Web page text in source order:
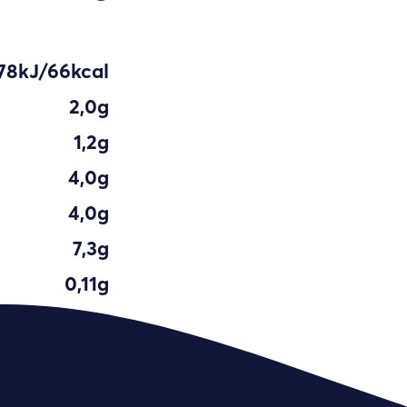
66kcal
2,0g
1,2g
4,0g
4,0g
7,3g
0,11g